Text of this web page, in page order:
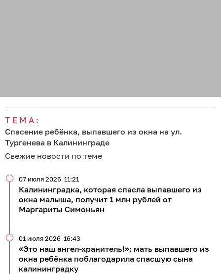
ТЕМА:
Спасение ребёнка, выпавшего из окна на ул.
Тургенева в Калининграде
Свежие новости по теме
Калининградка, которая спасла выпавшего из
окна малыша, получит 1 млн рублей от
Маргариты Симоньян
07 июля 2026 11:21
«Это наш ангел-хранитель!»: мать выпавшего из
окна ребёнка поблагодарила спасшую сына
калининградку
01 июля 2026 16:43